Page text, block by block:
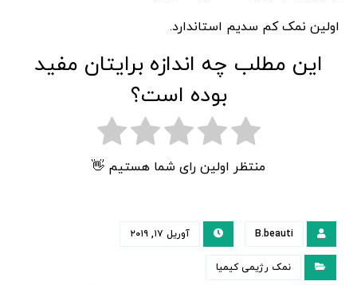
اولین نمک کم سدیم استاندارد.
این مطلب چه اندازه برایتان مفید
بوده است؟
منتظر اولین رای شما هستیم 👋
B.beauti آوریل ۱۷, ۲۰۱۹
نمک رژیمی کیمیا